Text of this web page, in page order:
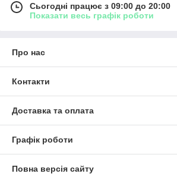
Сьогодні працює з 09:00 до 20:00
Показати весь графік роботи
Про нас
Контакти
Доставка та оплата
Графік роботи
Повна версія сайту